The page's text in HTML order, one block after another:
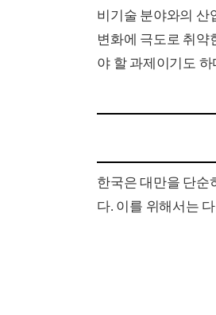
비기술 분야와의 산
변화에 극도로 취약
야 할 과제이기도 하
한국은 대만을 단순
다. 이를 위해서는